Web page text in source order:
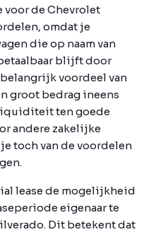
voor de Chevrolet
omdat je
die op naam van
blijft door
voordeel van
groot bedrag ineens
ten goede
andere zakelijke
toch van de voordelen
lease de mogelijkheid
eigenaar te
Dit betekent dat